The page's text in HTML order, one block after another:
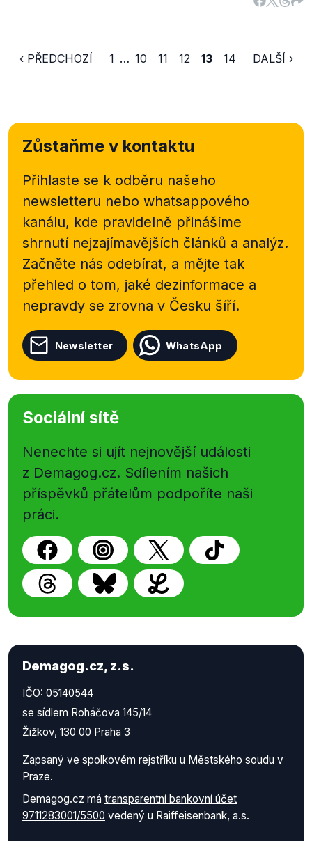
Pavla Fischera na téma regionálního rozvoje hovoří
rozhovoruPavel Fischer na Drahošův dotaz
nejde podobně jako nám, ale možná že i hledat ty
úspěšné, a s nimi pracovat.“Podrobněji se o
Výrok hodnotíme jako pravdivý, protože program
Pavla Fischera i jeho vyjádření v rozhovoru jsou v
tomto ohledu skutečně velmi obecná.
‹ PŘEDCHOZÍ 1 … 10 11 12 13 14 DALŠÍ ›
Zůstaňme v kontaktu
Přihlaste se k odběru našeho
newsletteru nebo whatsappového
kanálu, kde pravidelně přinášíme
shrnutí nejzajímavějších článků a analýz.
Začněte nás odebírat, a mějte tak
přehled o tom, jaké dezinformace a
nepravdy se zrovna v Česku šíří.
Newsletter WhatsApp
Sociální sítě
Nenechte si ujít nejnovější události
z Demagog.cz. Sdílením našich
příspěvků přátelům podpoříte naši
práci.
Demagog.cz, z.s.
IČO: 05140544
se sídlem Roháčova 145/14
Žižkov, 130 00 Praha 3
Zapsaný ve spolkovém rejstříku u Městského soudu v
Praze.
Demagog.cz má transparentní bankovní účet
9711283001/5500 vedený u Raiffeisenbank, a.s.